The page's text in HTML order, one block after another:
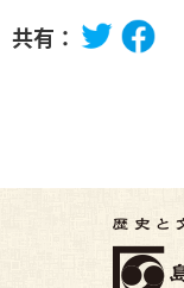
共有：